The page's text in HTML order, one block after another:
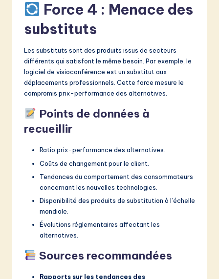
Force 4 : Menace des
substituts
Les substituts sont des produits issus de secteurs
différents qui satisfont le même besoin. Par exemple, le
logiciel de visioconférence est un substitut aux
déplacements professionnels. Cette force mesure le
compromis prix-performance des alternatives.
Points de données à
recueillir
Ratio prix-performance des alternatives.
Coûts de changement pour le client.
Tendances du comportement des consommateurs
concernant les nouvelles technologies.
Disponibilité des produits de substitution à l’échelle
mondiale.
Évolutions réglementaires affectant les
alternatives.
Sources recommandées
Rapports sur les tendances des